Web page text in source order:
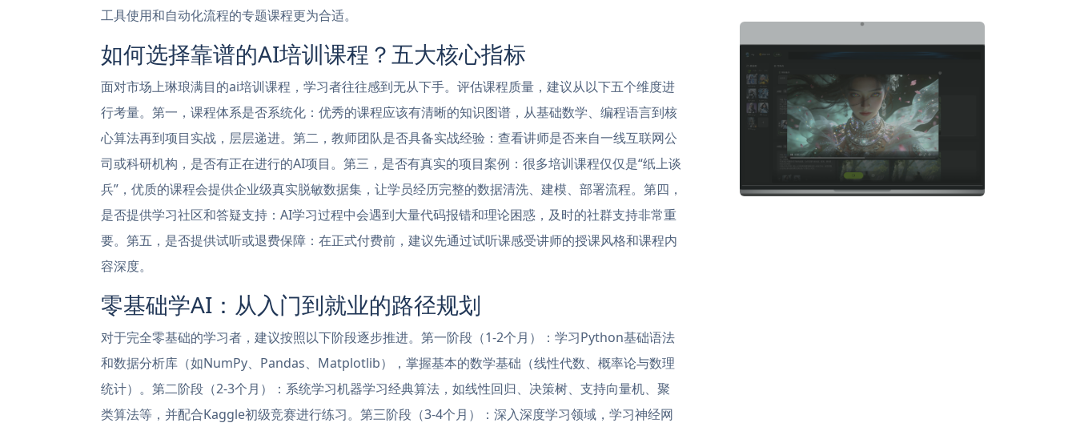
工具使用和自动化流程的专题课程更为合适。
如何选择靠谱的AI培训课程？五大核心指标
面对市场上琳琅满目的ai培训课程，学习者往往感到无从下手。评估课程质量，建议从以下五个维度进
行考量。第一，课程体系是否系统化：优秀的课程应该有清晰的知识图谱，从基础数学、编程语言到核
心算法再到项目实战，层层递进。第二，教师团队是否具备实战经验：查看讲师是否来自一线互联网公
司或科研机构，是否有正在进行的AI项目。第三，是否有真实的项目案例：很多培训课程仅仅是“纸上谈
兵”，优质的课程会提供企业级真实脱敏数据集，让学员经历完整的数据清洗、建模、部署流程。第四，
是否提供学习社区和答疑支持：AI学习过程中会遇到大量代码报错和理论困惑，及时的社群支持非常重
要。第五，是否提供试听或退费保障：在正式付费前，建议先通过试听课感受讲师的授课风格和课程内
容深度。
零基础学AI：从入门到就业的路径规划
对于完全零基础的学习者，建议按照以下阶段逐步推进。第一阶段（1-2个月）：学习Python基础语法
和数据分析库（如NumPy、Pandas、Matplotlib），掌握基本的数学基础（线性代数、概率论与数理
统计）。第二阶段（2-3个月）：系统学习机器学习经典算法，如线性回归、决策树、支持向量机、聚
类算法等，并配合Kaggle初级竞赛进行练习。第三阶段（3-4个月）：深入深度学习领域，学习神经网